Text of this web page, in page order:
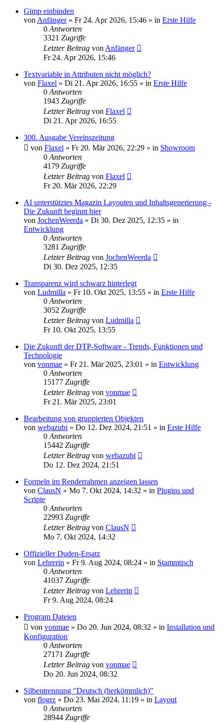
Gimp einbinden
von Anfänger» Fr 24. Apr 2026, 15:46 » in Erste Hilfe
0 Antworten
3321 Zugriffe
Letzter Beitrag von Anfänger
Fr 24. Apr 2026, 15:46
Textvariable in Attributen nicht möglich?
von Flaxel » Di 21. Apr 2026, 16:55 » in Erste Hilfe
0 Antworten
1943 Zugriffe
Letzter Beitrag von Flaxel
Di 21. Apr 2026, 16:55
300. Ausgabe Vereinszeitung
von Flaxel » Fr 20. Mär 2026, 22:29 » in Showroom
0 Antworten
4179 Zugriffe
Letzter Beitrag von Flaxel
Fr 20. Mär 2026, 22:29
AI unterstütztes Magazin Layouten und Inhaltsgenerierung -
Die Zukunft beginnt hier
von JochenWeerda » Di 30. Dez 2025, 12:35 » in
Entwicklung
0 Antworten
3281 Zugriffe
Letzter Beitrag von JochenWeerda
Di 30. Dez 2025, 12:35
Transparenz wird schwarz hinterlegt
von Ludmilla » Fr 10. Okt 2025, 13:55 » in Erste Hilfe
0 Antworten
3052 Zugriffe
Letzter Beitrag von Ludmilla
Fr 10. Okt 2025, 13:55
Die Zukunft der DTP-Software - Trends, Funktionen und
Technologie
von vonmae » Fr 21. Mär 2025, 23:01 » in Entwicklung
0 Antworten
15177 Zugriffe
Letzter Beitrag von vonmae
Fr 21. Mär 2025, 23:01
Bearbeitung von gruppierten Objekten
von webazubi » Do 12. Dez 2024, 21:51 » in Erste Hilfe
0 Antworten
15442 Zugriffe
Letzter Beitrag von webazubi
Do 12. Dez 2024, 21:51
Formeln im Renderrahmen anzeigen lassen
von ClausN » Mo 7. Okt 2024, 14:32 » in Plugins und
Scripte
0 Antworten
22993 Zugriffe
Letzter Beitrag von ClausN
Mo 7. Okt 2024, 14:32
Offizieller Duden-Ersatz
von Lehrerin » Fr 9. Aug 2024, 08:24 » in Stammtisch
0 Antworten
41037 Zugriffe
Letzter Beitrag von Lehrerin
Fr 9. Aug 2024, 08:24
Program Dateien
von vonmae » Do 20. Jun 2024, 08:32 » in Installation und
Konfiguration
0 Antworten
27171 Zugriffe
Letzter Beitrag von vonmae
Do 20. Jun 2024, 08:32
Silbentrennung "Deutsch (herkömmlich)"
von flogrz » Do 23. Mai 2024, 11:19 » in Layout
0 Antworten
28944 Zugriffe